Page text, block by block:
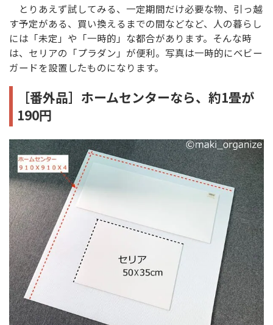
とりあえず試してみる、一定期間だけ必要な物、引っ越
す予定がある、買い換えるまでの間などなど、人の暮らし
には「未定」や「一時的」な都合があります。そんな時
は、セリアの「プラダン」が便利。写真は一時的にベビー
ガードを設置したものになります。
［番外品］ホームセンターなら、約1畳が
190円